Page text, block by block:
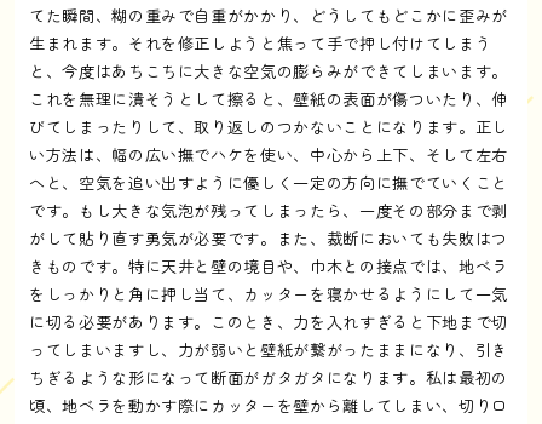
てた瞬間、糊の重みで自重がかかり、どうしてもどこかに歪みが
生まれます。それを修正しようと焦って手で押し付けてしまう
と、今度はあちこちに大きな空気の膨らみができてしまいます。
これを無理に潰そうとして擦ると、壁紙の表面が傷ついたり、伸
びてしまったりして、取り返しのつかないことになります。正し
い方法は、幅の広い撫でハケを使い、中心から上下、そして左右
へと、空気を追い出すように優しく一定の方向に撫でていくこと
です。もし大きな気泡が残ってしまったら、一度その部分まで剥
がして貼り直す勇気が必要です。また、裁断においても失敗はつ
きものです。特に天井と壁の境目や、巾木との接点では、地ベラ
をしっかりと角に押し当て、カッターを寝かせるようにして一気
に切る必要があります。このとき、力を入れすぎると下地まで切
ってしまいますし、力が弱いと壁紙が繋がったままになり、引き
ちぎるような形になって断面がガタガタになります。私は最初の
頃、地ベラを動かす際にカッターを壁から離してしまい、切り口